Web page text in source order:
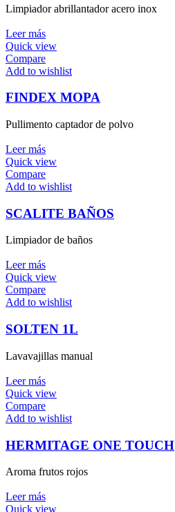
Limpiador abrillantador acero inox
Leer más
Quick view
Compare
Add to wishlist
FINDEX MOPA
Pullimento captador de polvo
Leer más
Quick view
Compare
Add to wishlist
SCALITE BAÑOS
Limpiador de baños
Leer más
Quick view
Compare
Add to wishlist
SOLTEN 1L
Lavavajillas manual
Leer más
Quick view
Compare
Add to wishlist
HERMITAGE ONE TOUCH
Aroma frutos rojos
Leer más
Quick view